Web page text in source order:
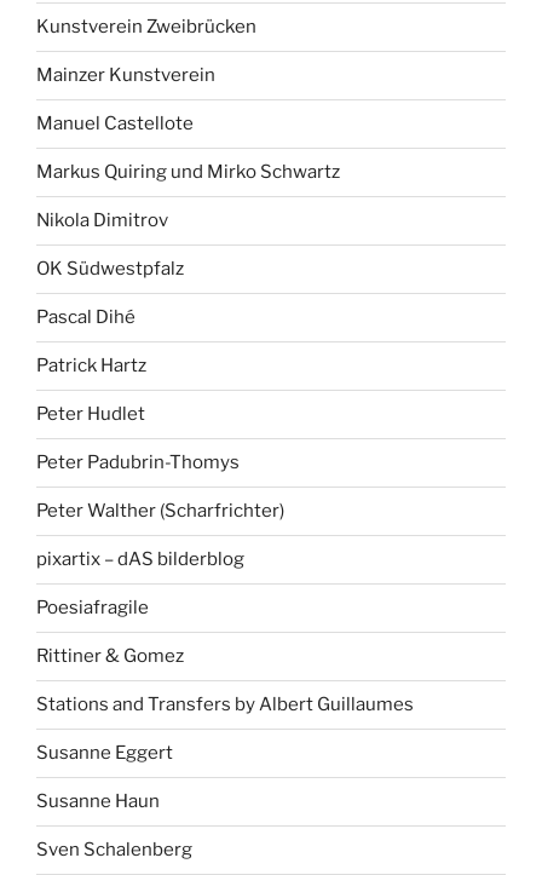
Kunstverein Zweibrücken
Mainzer Kunstverein
Manuel Castellote
Markus Quiring und Mirko Schwartz
Nikola Dimitrov
OK Südwestpfalz
Pascal Dihé
Patrick Hartz
Peter Hudlet
Peter Padubrin-Thomys
Peter Walther (Scharfrichter)
pixartix – dAS bilderblog
Poesiafragile
Rittiner & Gomez
Stations and Transfers by Albert Guillaumes
Susanne Eggert
Susanne Haun
Sven Schalenberg